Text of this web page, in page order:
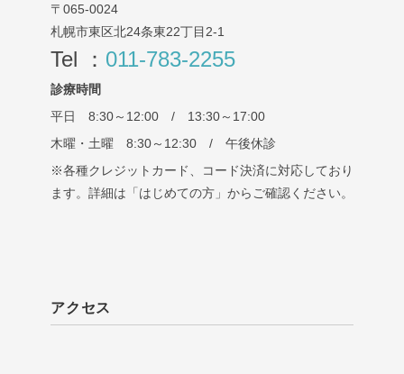
〒065-0024
札幌市東区北24条東22丁目2-1
Tel ： 011-783-2255
診療時間
平日 8:30～12:00 / 13:30～17:00
木曜・土曜 8:30～12:30 / 午後休診
※各種クレジットカード、コード決済に対応しており
ます。詳細は「はじめての方」からご確認ください。
アクセス